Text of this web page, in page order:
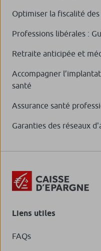
Optimiser la fiscalité
Professions libérales :
Retraite anticipée et
Accompagner
santé
Assurance santé
Garanties des réseaux
Liens utiles
FAQs